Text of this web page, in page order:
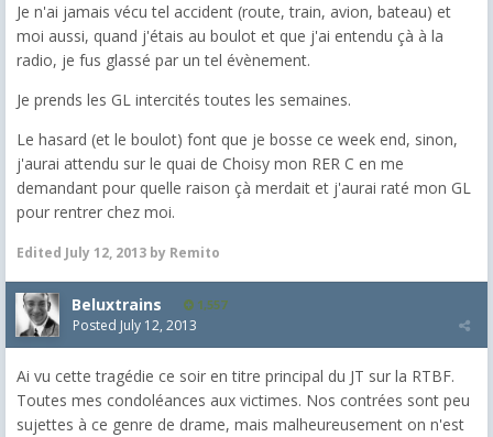
Je n'ai jamais vécu tel accident (route, train, avion, bateau) et
moi aussi, quand j'étais au boulot et que j'ai entendu çà à la
radio, je fus glassé par un tel évènement.
Je prends les GL intercités toutes les semaines.
Le hasard (et le boulot) font que je bosse ce week end, sinon,
j'aurai attendu sur le quai de Choisy mon RER C en me
demandant pour quelle raison çà merdait et j'aurai raté mon GL
pour rentrer chez moi.
Edited July 12, 2013 by Remito
Beluxtrains 1,557
Posted July 12, 2013
Ai vu cette tragédie ce soir en titre principal du JT sur la RTBF.
Toutes mes condoléances aux victimes. Nos contrées sont peu
sujettes à ce genre de drame, mais malheureusement on n'est